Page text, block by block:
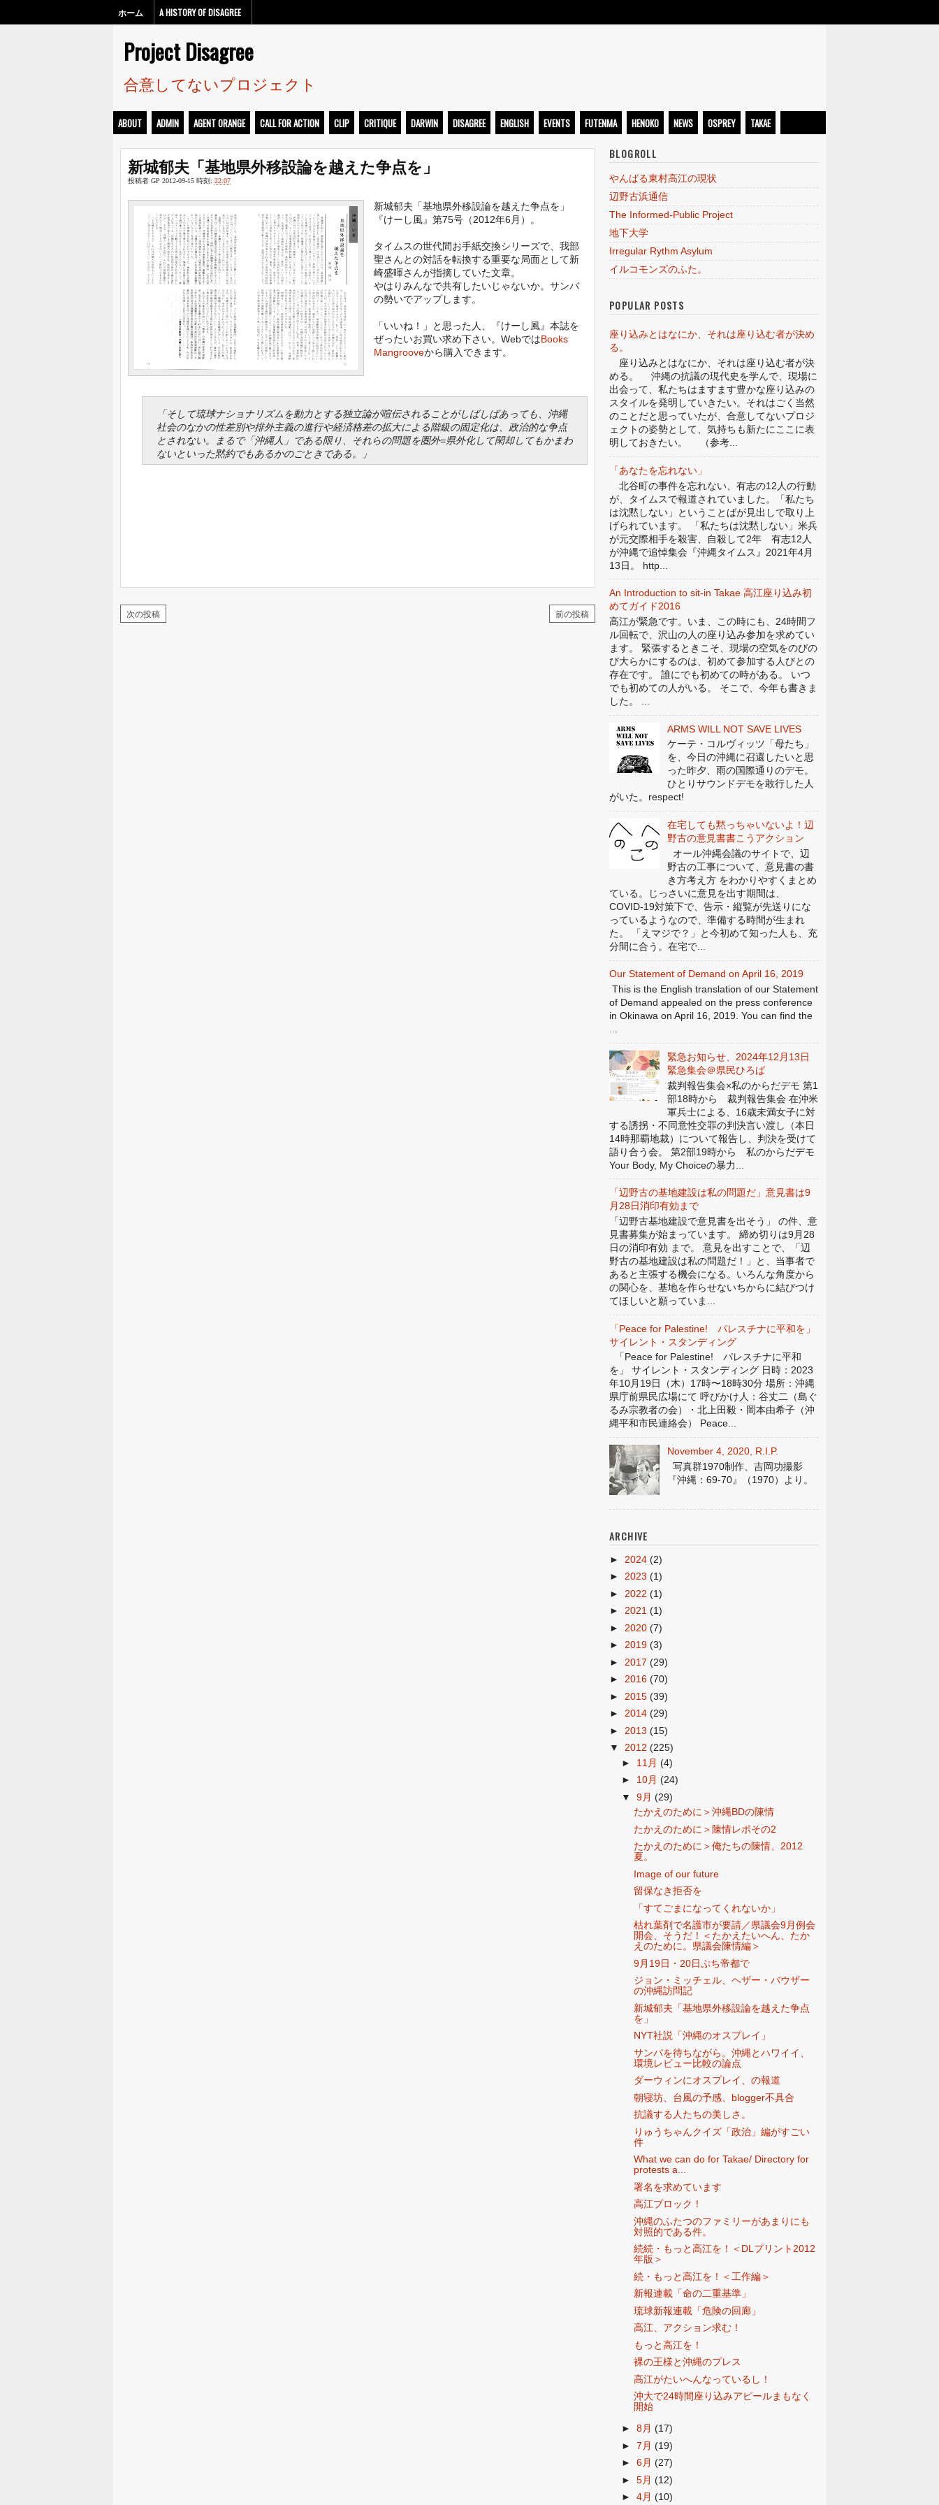
ホーム A HISTORY OF DISAGREE
Project Disagree
合意してないプロジェクト
ABOUT ADMIN AGENT ORANGE CALL FOR ACTION CLIP CRITIQUE DARWIN DISAGREE ENGLISH EVENTS FUTENMA HENOKO NEWS OSPREY TAKAE
新城郁夫「基地県外移設論を越えた争点を」
投稿者 GP 2012-09-15 時刻: 22:07
新城郁夫「基地県外移設論を越えた争点を」
『けーし風』第75号（2012年6月）。
タイムスの世代間お手紙交換シリーズで、我部
聖さんとの対話を転換する重要な局面として新
崎盛暉さんが指摘していた文章。
やはりみんなで共有したいじゃないか。サンバ
の勢いでアップします。
「いいね！」と思った人、『けーし風』本誌を
ぜったいお買い求め下さい。WebではBooks
Mangrooveから購入できます。
「そして琉球ナショナリズムを動力とする独立論が喧伝されることがしばしばあっても、沖縄
社会のなかの性差別や排外主義の進行や経済格差の拡大による階級の固定化は、政治的な争点
とされない。まるで「沖縄人」である限り、それらの問題を圏外=県外化して閑却してもかまわ
ないといった黙約でもあるかのごときである。」
次の投稿 前の投稿
BLOGROLL
やんばる東村高江の現状
辺野古浜通信
The Informed-Public Project
地下大学
Irregular Rythm Asylum
イルコモンズのふた。
POPULAR POSTS
座り込みとはなにか、それは座り込む者が決め
る。
座り込みとはなにか、それは座り込む者が決
める。 沖縄の抗議の現代史を学んで、現場に
出会って、私たちはますます豊かな座り込みの
スタイルを発明していきたい。それはごく当然
のことだと思っていたが、合意してないプロジ
ェクトの姿勢として、気持ちも新たにここに表
明しておきたい。 （参考...
「あなたを忘れない」
北谷町の事件を忘れない、有志の12人の行動
が、タイムスで報道されていました。「私たち
は沈黙しない」ということばが見出しで取り上
げられています。 「私たちは沈黙しない」米兵
が元交際相手を殺害、自殺して2年 有志12人
が沖縄で追悼集会『沖縄タイムス』2021年4月
13日。 http...
An Introduction to sit-in Takae 高江座り込み初
めてガイド2016
高江が緊急です。いま、この時にも、24時間フ
ル回転で、沢山の人の座り込み参加を求めてい
ます。 緊張するときこそ、現場の空気をのびの
び大らかにするのは、初めて参加する人びとの
存在です。 誰にでも初めての時がある。 いつ
でも初めての人がいる。 そこで、今年も書きま
した。 ...
ARMS WILL NOT SAVE LIVES
ケーテ・コルヴィッツ「母たち」
を、今日の沖縄に召還したいと思
った昨夕、雨の国際通りのデモ。
ひとりサウンドデモを敢行した人
がいた。respect!
在宅しても黙っちゃいないよ！辺
野古の意見書書こうアクション
オール沖縄会議のサイトで、辺
野古の工事について、意見書の書
き方考え方 をわかりやすくまとめ
ている。じっさいに意見を出す期間は、
COVID-19対策下で、告示・縦覧が先送りにな
っているようなので、準備する時間が生まれ
た。 「えマジで？」と今初めて知った人も、充
分間に合う。在宅で...
Our Statement of Demand on April 16, 2019
This is the English translation of our Statement
of Demand appealed on the press conference
in Okinawa on April 16, 2019. You can find the
緊急お知らせ、2024年12月13日
緊急集会＠県民ひろば
裁判報告集会×私のからだデモ 第1
部18時から 裁判報告集会 在沖米
軍兵士による、16歳未満女子に対
する誘拐・不同意性交罪の判決言い渡し（本日
14時那覇地裁）について報告し、判決を受けて
語り合う会。 第2部19時から 私のからだデモ
Your Body, My Choiceの暴力...
「辺野古の基地建設は私の問題だ」意見書は9
月28日消印有効まで
「辺野古基地建設で意見書を出そう」 の件、意
見書募集が始まっています。 締め切りは9月28
日の消印有効 まで。 意見を出すことで、「辺
野古の基地建設は私の問題だ！」と、当事者で
あると主張する機会になる。いろんな角度から
の関心を、基地を作らせないちからに結びつけ
てほしいと願っていま...
「Peace for Palestine! パレスチナに平和を」
サイレント・スタンディング
「Peace for Palestine! パレスチナに平和
を」 サイレント・スタンディング 日時：2023
年10月19日（木）17時〜18時30分 場所：沖縄
県庁前県民広場にて 呼びかけ人：谷丈二（島ぐ
るみ宗教者の会）・北上田毅・岡本由希子（沖
縄平和市民連絡会） Peace...
November 4, 2020, R.I.P.
写真群1970制作、吉岡功撮影
『沖縄：69-70』（1970）より。
ARCHIVE
► 2024 (2)
► 2023 (1)
► 2022 (1)
► 2021 (1)
► 2020 (7)
► 2019 (3)
► 2017 (29)
► 2016 (70)
► 2015 (39)
► 2014 (29)
► 2013 (15)
▼
2012 (225)
► 11月 (4)
► 10月 (24)
▼
9月 (29)
たかえのために＞沖縄BDの陳情
たかえのために＞陳情レポその2
たかえのために＞俺たちの陳情、2012
夏。
Image of our future
留保なき拒否を
「すてごまになってくれないか」
枯れ葉剤で名護市が要請／県議会9月例会
開会、そうだ！＜たかえたいへん、たか
えのために。県議会陳情編＞
9月19日・20日ぷち帝都で
ジョン・ミッチェル、ヘザー・バウザー
の沖縄訪問記
新城郁夫「基地県外移設論を越えた争点
を」
NYT社説「沖縄のオスプレイ」
サンバを待ちながら。沖縄とハワイイ、
環境レビュー比較の論点
ダーウィンにオスプレイ、の報道
朝寝坊、台風の予感、blogger不具合
抗議する人たちの美しさ。
りゅうちゃんクイズ「政治」編がすごい
件
What we can do for Takae/ Directory for
protests a...
署名を求めています
高江ブロック！
沖縄のふたつのファミリーがあまりにも
対照的である件。
続続・もっと高江を！＜DLプリント2012
年版＞
続・もっと高江を！＜工作編＞
新報連載「命の二重基準」
琉球新報連載「危険の回廊」
高江、アクション求む！
もっと高江を！
裸の王様と沖縄のプレス
高江がたいへんなっているし！
沖大で24時間座り込みアピールまもなく
開始
► 8月 (17)
► 7月 (19)
► 6月 (27)
► 5月 (12)
► 4月 (10)